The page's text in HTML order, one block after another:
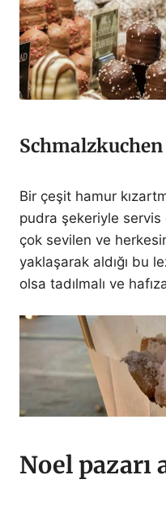
Schmalzkuchen
Bir çeşit hamur
pudra şekeriyle servis
çok sevilen ve
yaklaşarak aldığı bu
olsa tadılmalı ve
Noel pazarı